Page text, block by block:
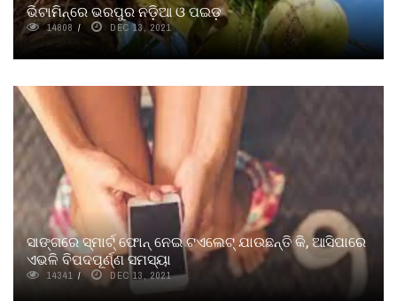
ଭିଟାମିନ୍‌ରେ ଭରପୁର ନଡ଼ିଆ ଓ ପଇଡ଼
14808 DEC 13, 2021
ସାଙ୍ଗରେ ସ୍ମାର୍ଟ୍ ଫୋନ୍ ନେଇ ଟଏଲେଟ୍ ଯାଉଛନ୍ତି କି, ଆସିପାରେ
ଏଭଳି ବିପଦପୂର୍ଣ୍ଣ ସମସ୍ୟା
14341 DEC 13, 2021